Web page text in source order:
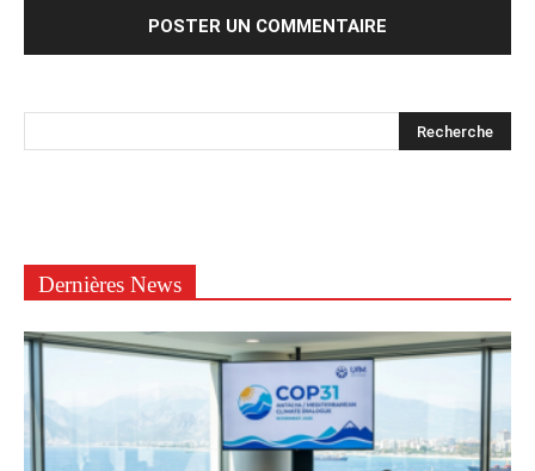
Dernières News